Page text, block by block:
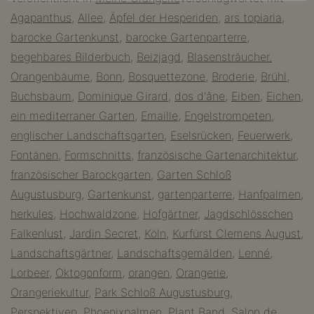
von
Schloss
Augustusburg
–
ein
französischer
Garten
im
Rheinland
Agapanthus, Allee, Äpfel der Hesperiden, ars topiaria ,
barocke Gartenkunst, barocke Gartenparterre,
begehbares Bilderbuch, Beizjagd , Blasensträucher.
Orangenbäume, Bonn, Bosquettezone, Broderie, Brühl ,
Buchsbaum , Dominique Girard , dos d'âne, Eiben, Eichen,
ein mediterraner Garten, Emaille, Engelstrompeten,
englischer Landschaftsgarten, Eselsrücken, Feuerwerk,
Fontänen, Formschnitts, französische Gartenarchitektur,
französischer Barockgarten, Garten Schloß
Augustusburg, Gartenkunst, gartenparterre, Hanfpalmen,
herkules, Hochwaldzone, Hofgärtner, Jagdschlösschen
Falkenlust, Jardin Secret, Köln, Kurfürst Clemens August,
Landschaftsgärtner, Landschaftsgemälden, Lenné,
Lorbeer, Oktogonform , orangen, Orangerie,
Orangeriekultur, Park Schloß Augustusburg,